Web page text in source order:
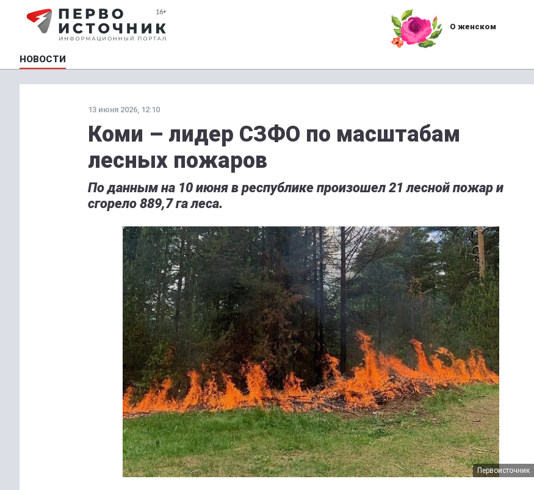
О женском
НОВОСТИ
13 июня 2026, 12:10
Коми – лидер СЗФО по масштабам
лесных пожаров
По данным на 10 июня в республике произошел 21 лесной пожар и
сгорело 889,7 га леса.
Первоисточник